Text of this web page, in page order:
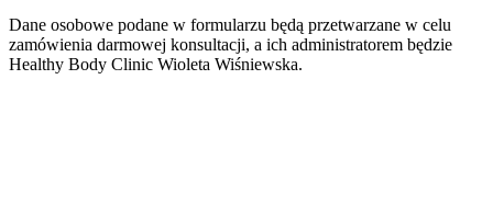
Dane osobowe podane w formularzu będą przetwarzane w celu
zamówienia darmowej konsultacji, a ich administratorem będzie
Healthy Body Clinic Wioleta Wiśniewska.